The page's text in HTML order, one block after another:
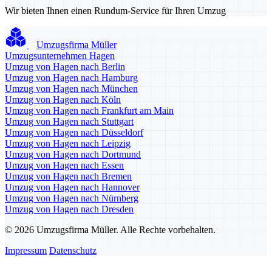
Wir bieten Ihnen einen Rundum-Service für Ihren Umzug
Umzugsfirma Müller
Umzugsunternehmen Hagen
Umzug von Hagen nach Berlin
Umzug von Hagen nach Hamburg
Umzug von Hagen nach München
Umzug von Hagen nach Köln
Umzug von Hagen nach Frankfurt am Main
Umzug von Hagen nach Stuttgart
Umzug von Hagen nach Düsseldorf
Umzug von Hagen nach Leipzig
Umzug von Hagen nach Dortmund
Umzug von Hagen nach Essen
Umzug von Hagen nach Bremen
Umzug von Hagen nach Hannover
Umzug von Hagen nach Nürnberg
Umzug von Hagen nach Dresden
© 2026 Umzugsfirma Müller. Alle Rechte vorbehalten.
Impressum Datenschutz